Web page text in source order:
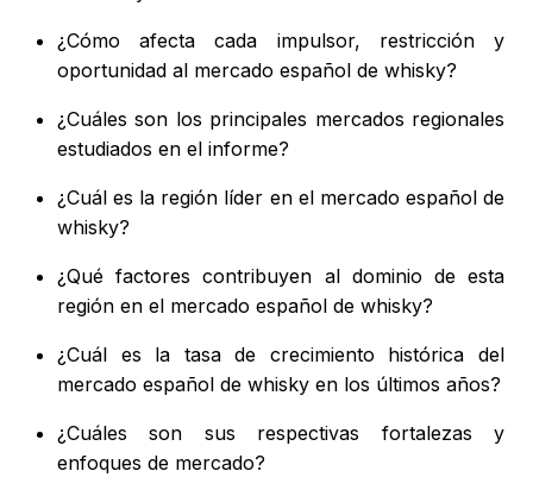
¿Cómo afecta cada impulsor, restricción y
oportunidad al mercado español de whisky?
¿Cuáles son los principales mercados regionales
estudiados en el informe?
¿Cuál es la región líder en el mercado español de
whisky?
¿Qué factores contribuyen al dominio de esta
región en el mercado español de whisky?
¿Cuál es la tasa de crecimiento histórica del
mercado español de whisky en los últimos años?
¿Cuáles son sus respectivas fortalezas y
enfoques de mercado?